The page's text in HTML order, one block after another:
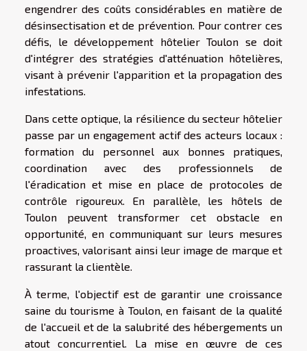
engendrer des coûts considérables en matière de
désinsectisation et de prévention. Pour contrer ces
défis, le développement hôtelier Toulon se doit
d'intégrer des stratégies d'atténuation hôtelières,
visant à prévenir l'apparition et la propagation des
infestations.
Dans cette optique, la résilience du secteur hôtelier
passe par un engagement actif des acteurs locaux :
formation du personnel aux bonnes pratiques,
coordination avec des professionnels de
l'éradication et mise en place de protocoles de
contrôle rigoureux. En parallèle, les hôtels de
Toulon peuvent transformer cet obstacle en
opportunité, en communiquant sur leurs mesures
proactives, valorisant ainsi leur image de marque et
rassurant la clientèle.
À terme, l'objectif est de garantir une croissance
saine du tourisme à Toulon, en faisant de la qualité
de l'accueil et de la salubrité des hébergements un
atout concurrentiel. La mise en œuvre de ces